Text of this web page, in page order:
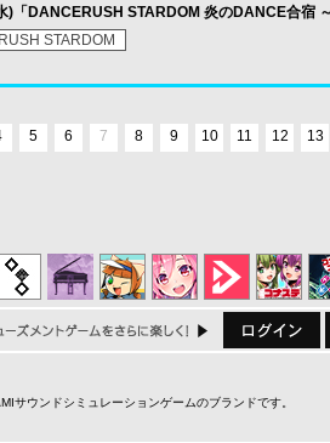
)「DANCERUSH STARDOM 炎のDANCE合宿
STARDOM
5 6 7 8 9 10 11 12
13
サウンドシミュレーションゲームのブランドです。